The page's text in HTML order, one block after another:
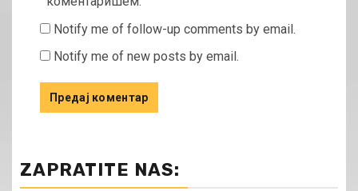
Notify me of follow-up comments by email.
Notify me of new posts by email.
ZAPRATITE NAS: